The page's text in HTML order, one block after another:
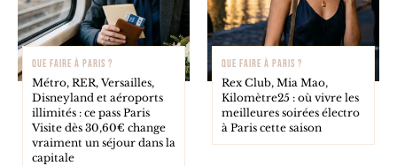
QUE FAIRE À PARIS ?
Métro, RER, Versailles,
Disneyland et aéroports
illimités : ce pass Paris
Visite dès 30,60€ change
vraiment un séjour dans la
capitale
QUE FAIRE À PARIS ?
Rex Club, Mia Mao,
Kilomètre25 : où vivre les
meilleures soirées électro
à Paris cette saison